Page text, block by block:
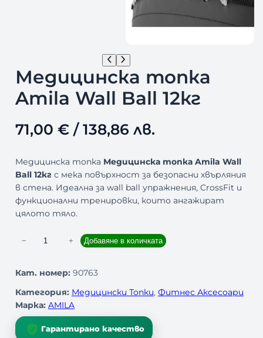
Медицинска топка
Amila Wall Ball 12кг
71,00 €/ 138,86 лв.
Медицинска топка Медицинска топка Amila Wall
Ball 12кг с мека повърхност за безопасни хвърляния
в стена. Идеална за wall ball упражнения, CrossFit и
функционални тренировки, които ангажират
цялото тяло.
л
ч
е
с
т
− + Добавяне в количката
Кат. номер: 90763
Категория: Медицински Топки, Фитнес Аксесоари
Марка: AMILA
Гарантирано качество